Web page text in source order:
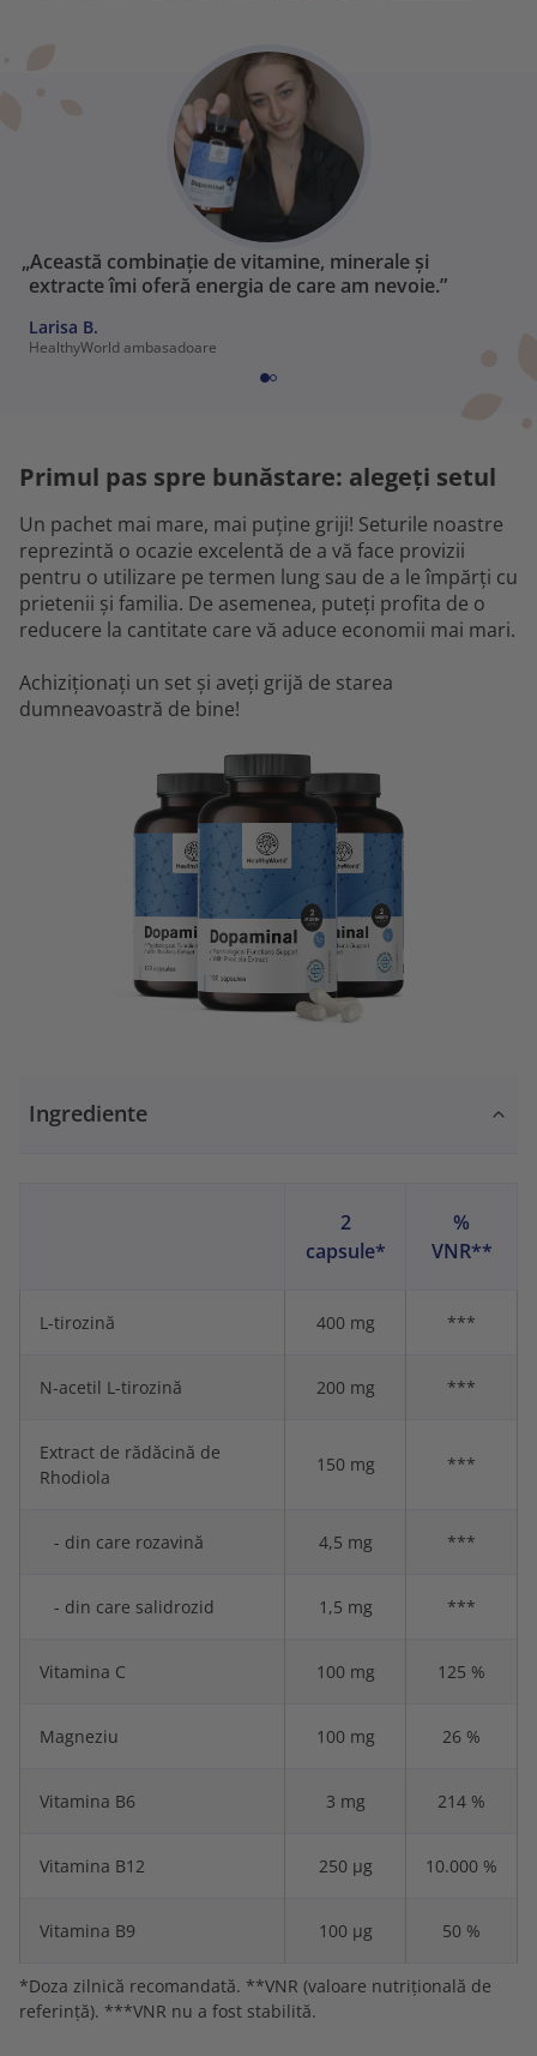
„Această combinație de vitamine, minerale și
extracte îmi oferă energia de care am nevoie.”
Larisa B.
HealthyWorld ambasadoare
Primul pas spre bunăstare: alegeți setul
Un pachet mai mare, mai puține griji! Seturile noastre
reprezintă o ocazie excelentă de a vă face provizii
pentru o utilizare pe termen lung sau de a le împărți cu
prietenii și familia. De asemenea, puteți profita de o
reducere la cantitate care vă aduce economii mai mari.
Achiziționați un set și aveți grijă de starea
dumneavoastră de bine!
Ingrediente
2
capsule*
%
VNR**
L-tirozină 400 mg ***
N-acetil L-tirozină 200 mg ***
Extract de rădăcină de
Rhodiola
150 mg ***
- din care rozavină 4,5 mg ***
- din care salidrozid 1,5 mg ***
Vitamina C 100 mg 125 %
Magneziu 100 mg 26 %
Vitamina B6 3 mg 214 %
Vitamina B12 250 μg 10.000 %
Vitamina B9 100 μg 50 %
*Doza zilnică recomandată. **VNR (valoare nutrițională de
referință). ***VNR nu a fost stabilită.